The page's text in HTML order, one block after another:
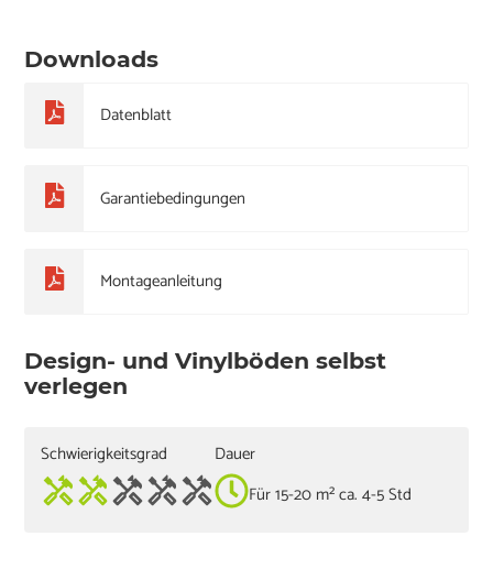
Downloads
Datenblatt
Garantiebedingungen
Montageanleitung
Design- und Vinylböden selbst
verlegen
Schwierigkeitsgrad
Dauer
Für 15-20 m² ca. 4-5 Std